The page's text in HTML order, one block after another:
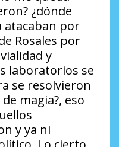
¿dónde
atacaban por
Rosales por
y
laboratorios se
se resolvieron
magia?, eso
y ya ni